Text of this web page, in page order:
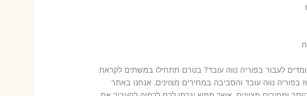
לעבור בפוריה נווה עובד? בטרם תתחילו במשתים לקראת
נווה עובד והסביבה במחירים מצוינים. אנחנו באתר